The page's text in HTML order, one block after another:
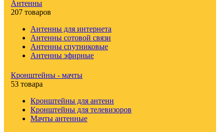
Антенны
207 товаров
Антенны для интернета
Антенны сотовой связи
Антенны спутниковые
Антенны эфирные
Кронштейны - мачты
53 товара
Кронштейны для антенн
Кронштейны для телевизоров
Мачты антенные